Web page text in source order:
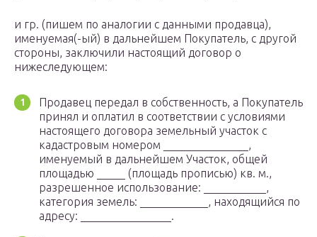
и гр. (пишем по аналогии с данными продавца),
именуемая(-ый) в дальнейшем Покупатель, с другой
стороны, заключили настоящий договор о
нижеследующем:
Продавец передал в собственность, а Покупатель
принял и оплатил в соответствии с условиями
настоящего договора земельный участок с
кадастровым номером _______________,
именуемый в дальнейшем Участок, общей
площадью _____ (площадь прописью) кв. м.,
разрешенное использование: ___________,
категория земель: ____________, находящийся по
адресу: ________________.